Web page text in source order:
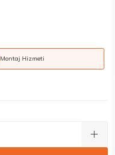
Montaj Hizmeti